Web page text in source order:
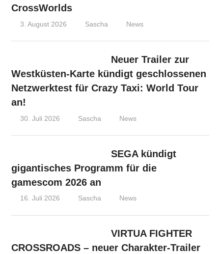
CrossWorlds
3. August 2026 Sascha News
Neuer Trailer zur
Westküsten-Karte kündigt geschlossenen
Netzwerktest für Crazy Taxi: World Tour
an!
30. Juli 2026 Sascha News
SEGA kündigt
gigantisches Programm für die
gamescom 2026 an
16. Juli 2026 Sascha News
VIRTUA FIGHTER
CROSSROADS – neuer Charakter-Trailer